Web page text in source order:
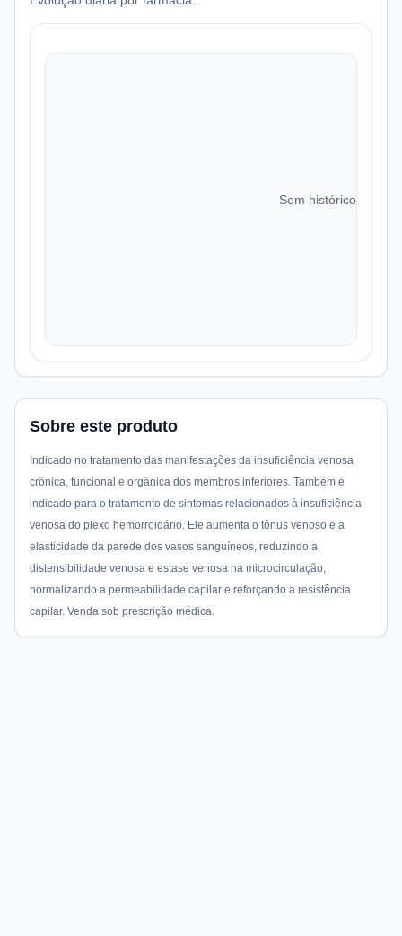
Sem histórico de
Sobre este produto
Indicado no tratamento das manifestações da insuficiência venosa
crônica, funcional e orgânica dos membros inferiores. Também é
indicado para o tratamento de sintomas relacionados à insuficiência
venosa do plexo hemorroidário. Ele aumenta o tônus venoso e a
elasticidade da parede dos vasos sanguíneos, reduzindo a
distensibilidade venosa e estase venosa na microcirculação,
normalizando a permeabilidade capilar e reforçando a resistência
capilar. Venda sob prescrição médica.